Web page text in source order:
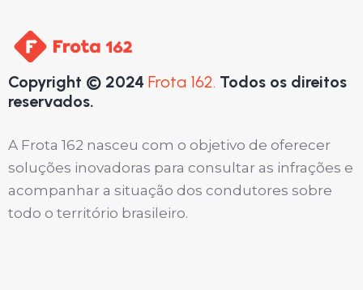
Copyright © 2024 Frota 162. Todos os direitos
reservados.
A Frota 162 nasceu com o objetivo de oferecer
soluções inovadoras para consultar as infrações e
acompanhar a situação dos condutores sobre
todo o território brasileiro.